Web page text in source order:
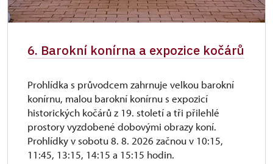
6. Barokní konírna a expozice kočárů
Prohlídka s průvodcem zahrnuje velkou barokní
konírnu, malou barokní konírnu s expozicí
historických kočárů z 19. století a tři přilehlé
prostory vyzdobené dobovými obrazy koní.
Prohlídky v sobotu 8. 8. 2026 začnou v 10:15,
11:45, 13:15, 14:15 a 15:15 hodin.